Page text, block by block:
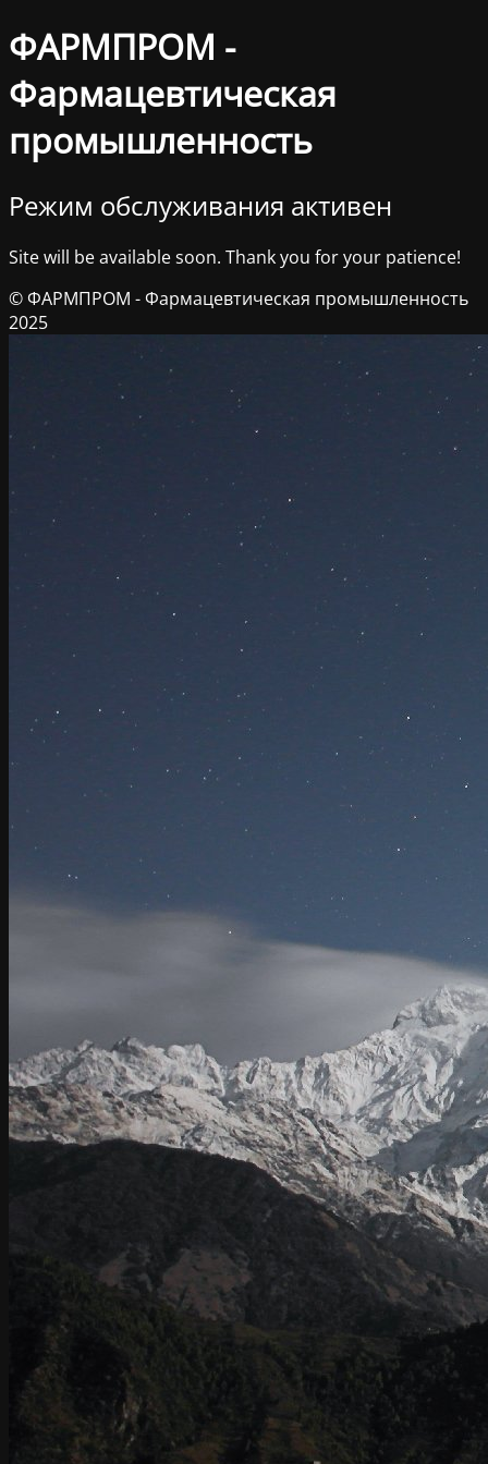
ФАРМПРОМ -
Фармацевтическая
промышленность
Режим обслуживания активен
Site will be available soon. Thank you for your patience!
© ФАРМПРОМ - Фармацевтическая промышленность
2025